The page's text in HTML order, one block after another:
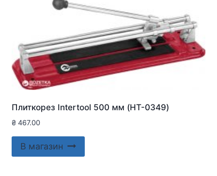
Плиткорез Intertool 500 мм (HT-0349)
₴ 467.00
В магазин